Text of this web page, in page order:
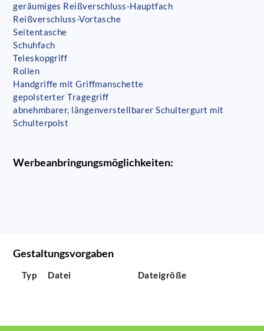
geräumiges Reißverschluss-Hauptfach
Reißverschluss-Vortasche
Seitentasche
Schuhfach
Teleskopgriff
Rollen
Handgriffe mit Griffmanschette
gepolsterter Tragegriff
abnehmbarer, längenverstellbarer Schultergurt mit
Schulterpolst
Werbeanbringungsmöglichkeiten:
Gestaltungsvorgaben
Typ Datei Dateigröße